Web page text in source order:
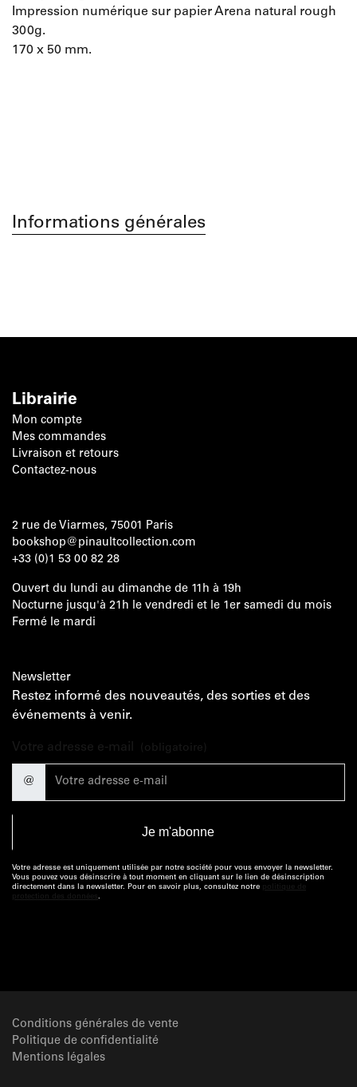
Impression numérique sur papier Arena natural rough
300g.
170 x 50 mm.
Informations générales
Librairie
Mon compte
Mes commandes
Livraison et retours
Contactez-nous
2 rue de Viarmes, 75001 Paris
bookshop@pinaultcollection.com
+33 (0)1 53 00 82 28
Ouvert du lundi au dimanche de 11h à 19h
Nocturne jusqu'à 21h le vendredi et le 1er samedi du mois
Fermé le mardi
Newsletter
Restez informé des nouveautés, des sorties et des
événements à venir.
Votre adresse e-mail (obligatoire)
@
Votre adresse est uniquement utilisée par notre société pour vous envoyer la newsletter.
Vous pouvez vous désinscrire à tout moment en cliquant sur le lien de désinscription
directement dans la newsletter. Pour en savoir plus, consultez notre
politique de
protection des données .
Conditions générales de vente
Politique de confidentialité
Mentions légales